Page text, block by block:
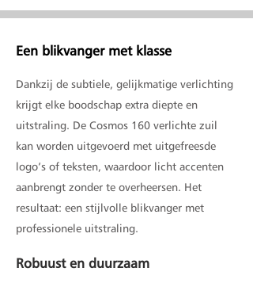
Een blikvanger met klasse
Dankzij de subtiele, gelijkmatige verlichting
krijgt elke boodschap extra diepte en
uitstraling. De Cosmos 160 verlichte zuil
kan worden uitgevoerd met uitgefreesde
logo’s of teksten, waardoor licht accenten
aanbrengt zonder te overheersen. Het
resultaat: een stijlvolle blikvanger met
professionele uitstraling.
Robuust en duurzaam